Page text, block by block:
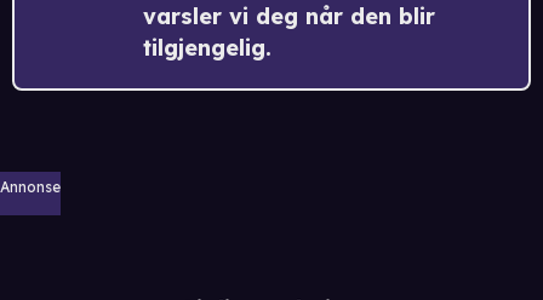
varsler vi deg når den blir
tilgjengelig.
Annonse